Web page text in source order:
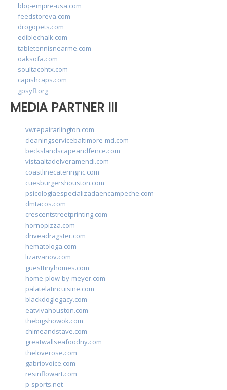
bbq-empire-usa.com
feedstoreva.com
drogopets.com
ediblechalk.com
tabletennisnearme.com
oaksofa.com
soultacohtx.com
capishcaps.com
gpsyfl.org
MEDIA PARTNER III
vwrepairarlington.com
cleaningservicebaltimore-md.com
beckslandscapeandfence.com
vistaaltadelveramendi.com
coastlinecateringnc.com
cuesburgershouston.com
psicologiaespecializadaencampeche.com
dmtacos.com
crescentstreetprinting.com
hornopizza.com
driveadragster.com
hematologa.com
lizaivanov.com
guesttinyhomes.com
home-plow-by-meyer.com
palatelatincuisine.com
blackdoglegacy.com
eatvivahouston.com
thebigshowok.com
chimeandstave.com
greatwallseafoodny.com
theloverose.com
gabriovoice.com
resinflowart.com
p-sports.net